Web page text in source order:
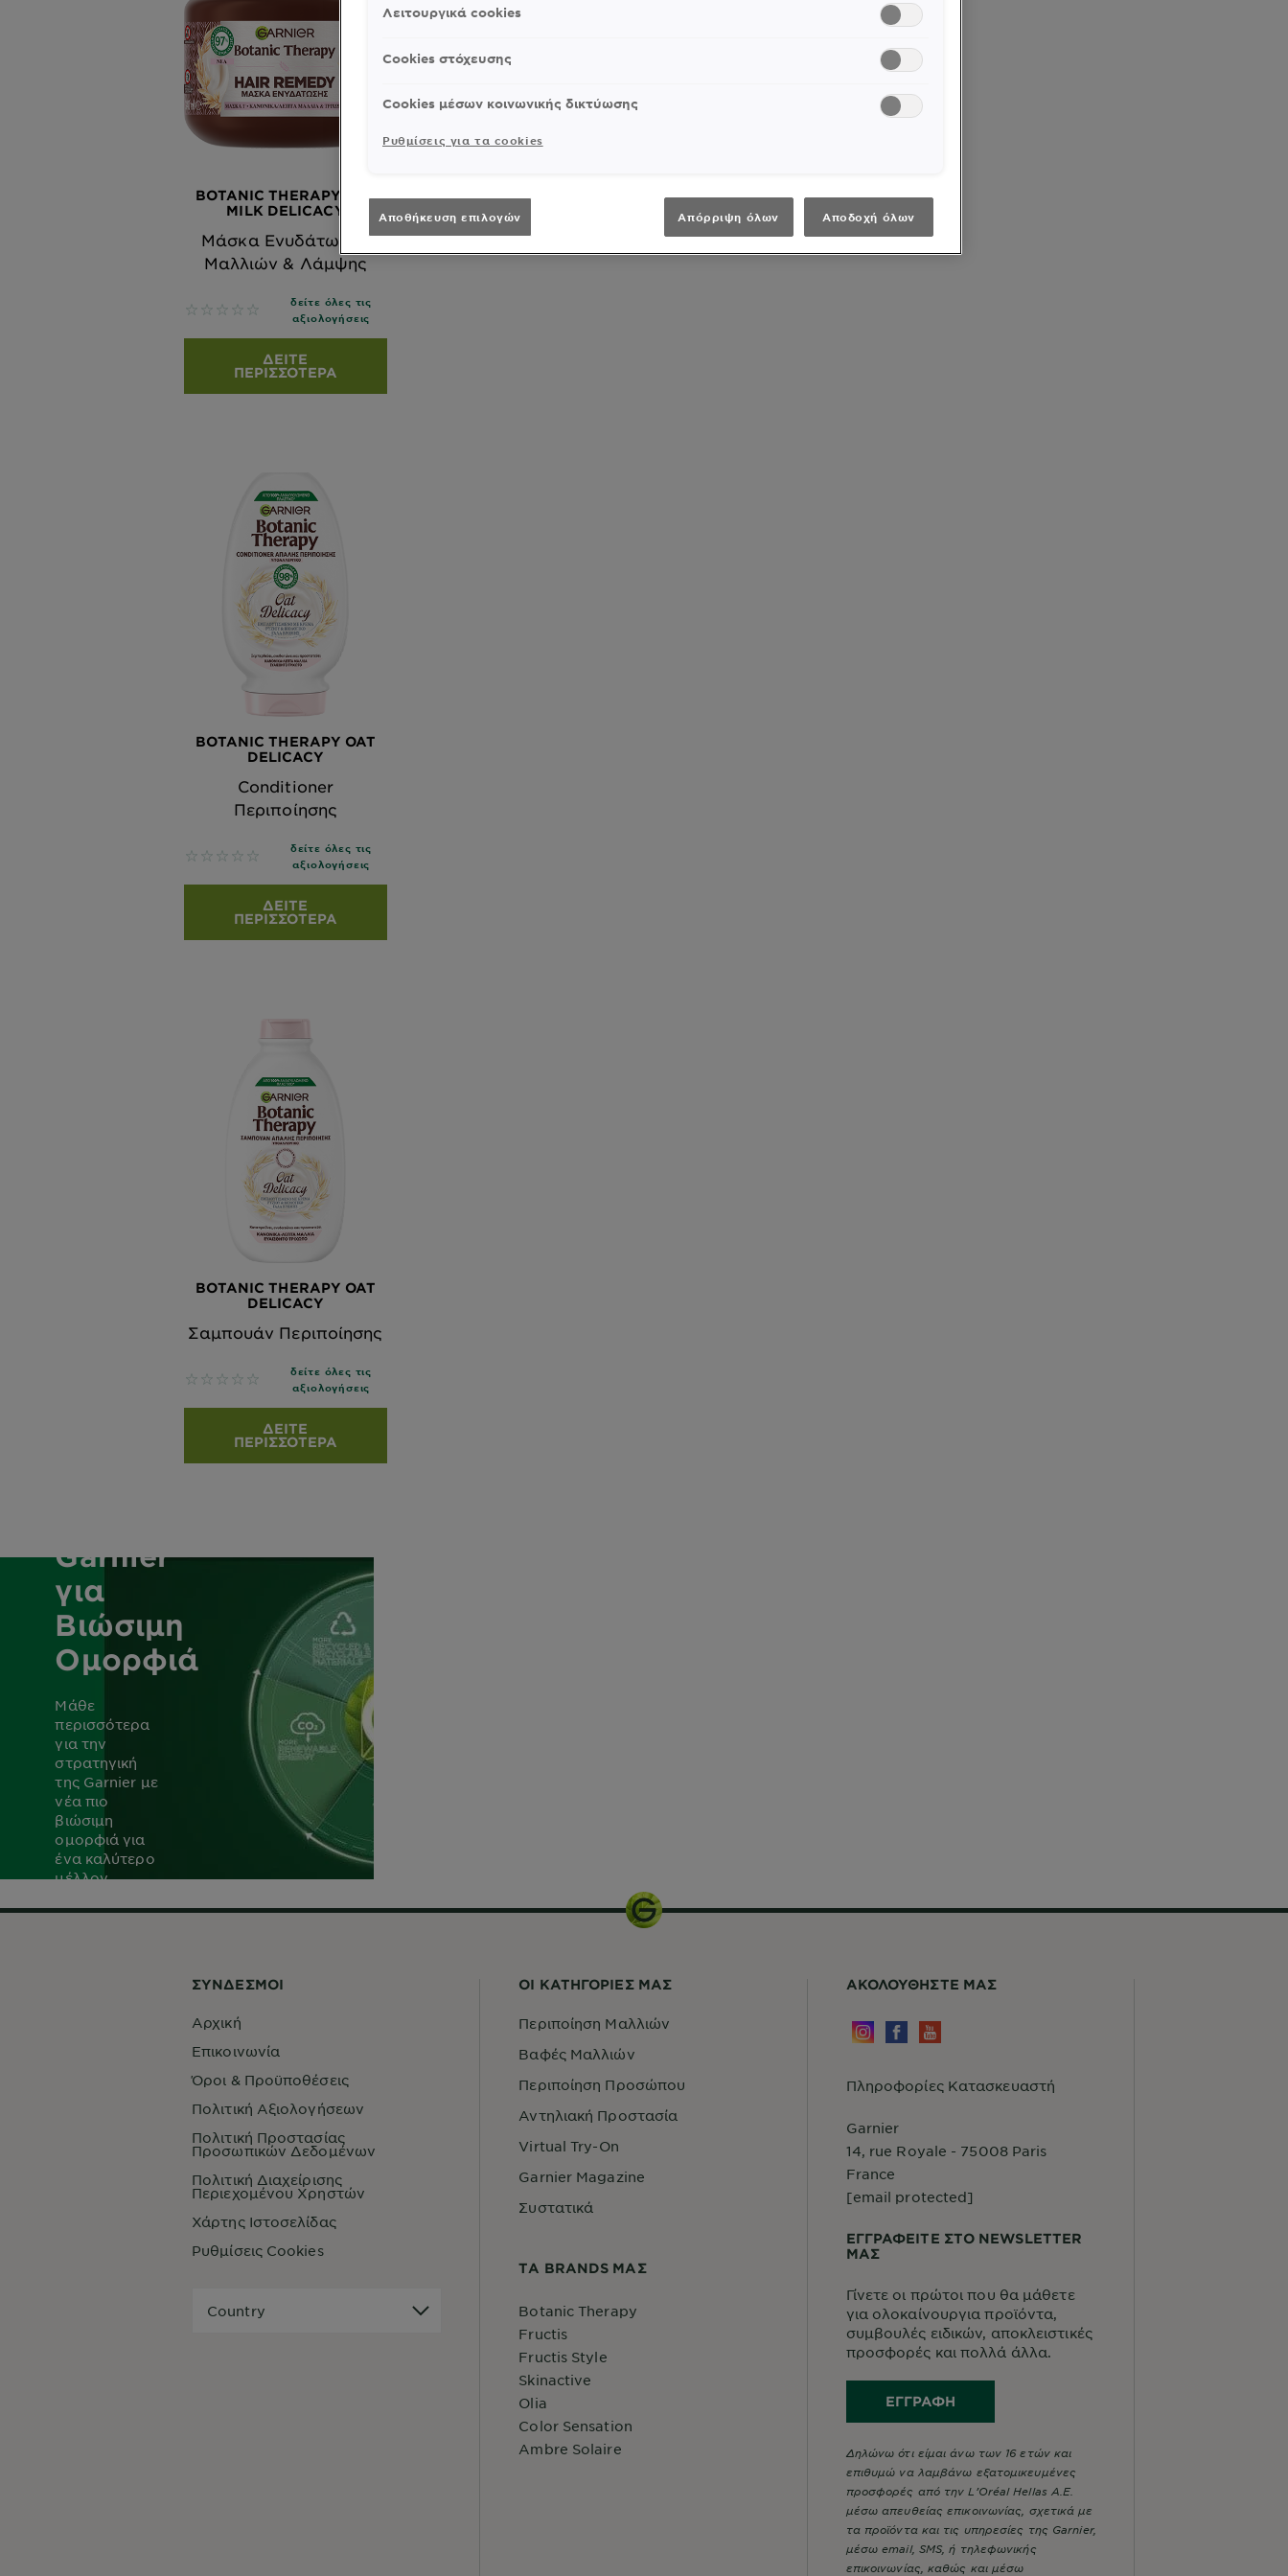
BOTANIC THERAPY OAT
MILK DELICACY
Μάσκα Ενυδάτωσης
Μαλλιών & Λάμψης
No reviews
δείτε όλες τις
αξιολογήσεις
ΔΕΊΤΕ
ΠΕΡΙΣΣΌΤΕΡΑ
BOTANIC THERAPY OAT
DELICACY
Conditioner
Περιποίησης
No reviews
δείτε όλες τις
αξιολογήσεις
ΔΕΊΤΕ
ΠΕΡΙΣΣΌΤΕΡΑ
BOTANIC THERAPY OAT
DELICACY
Σαμπουάν Περιποίησης
No reviews
δείτε όλες τις
αξιολογήσεις
ΔΕΊΤΕ
ΠΕΡΙΣΣΌΤΕΡΑ
Garnier
για
Βιώσιμη
Ομορφιά
Μάθε
περισσότερα
για την
στρατηγική
της Garnier με
νέα πιο
βιώσιμη
ομορφιά για
ένα καλύτερο
μέλλον.
ΣYΝΔΕΣΜΟΙ
Αρχική
Επικοινωνία
Όροι & Προϋποθέσεις
Πολιτική Αξιολογήσεων
Πολιτική Προστασίας
Προσωπικών Δεδομένων
Πολιτική Διαχείρισης
Περιεχομένου Χρηστών
Χάρτης Ιστοσελίδας
Ρυθμίσεις Cookies
Country
ΟΙ ΚΑΤΗΓΟΡΙΕΣ ΜΑΣ
Περιποίηση Μαλλιών
Βαφές Μαλλιών
Περιποίηση Προσώπου
Αντηλιακή Προστασία
Virtual Try-On
Garnier Magazine
Συστατικά
ΤA BRANDS ΜΑΣ
Botanic Therapy
Fructis
Fructis Style
Skinactive
Olia
Color Sensation
Ambre Solaire
ΑΚΟΛΟΥΘHΣΤΕ ΜΑΣ
Πληροφορίες Κατασκευαστή
Garnier
14, rue Royale - 75008 Paris
France
[email protected]
ΕΓΓΡΑΦΕΙΤΕ ΣΤΟ NEWSLETTER
ΜΑΣ
Γίνετε οι πρώτοι που θα μάθετε
για ολοκαίνουργια προϊόντα,
συμβουλές ειδικών, αποκλειστικές
προσφορές και πολλά άλλα.
ΕΓΓΡΑΦΉ
Δηλώνω ότι είμαι άνω των 16 ετών και
επιθυμώ να λαμβάνω εξατομικευμένες
προσφορές από την L’Oréal Hellas A.E.
μέσω απευθείας επικοινωνίας, σχετικά με
τα προϊόντα και τις υπηρεσίες της Garnier,
μέσω email, SMS, ή τηλεφωνικής
επικοινωνίας, καθώς και μέσω
Λειτουργικά cookies
Cookies στόχευσης
Cookies μέσων κοινωνικής δικτύωσης
Ρυθμίσεις για τα cookies
Αποθήκευση επιλογών Απόρριψη όλων Αποδοχή όλων